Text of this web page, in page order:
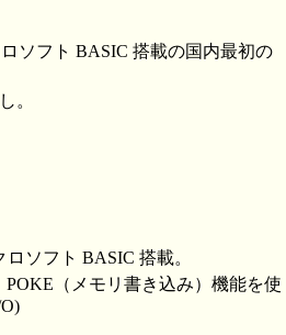
ソフト BASIC 搭載の国内最初の
。
ソフト BASIC 搭載。
（メモリ書き込み）機能を使